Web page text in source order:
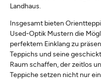
Landhaus.
Insgesamt bieten
Used-Optik Mustern die
perfektem Einklang zu
Teppichs und seine
Raum schaffen, der zeitlos
Teppiche setzen nicht nur